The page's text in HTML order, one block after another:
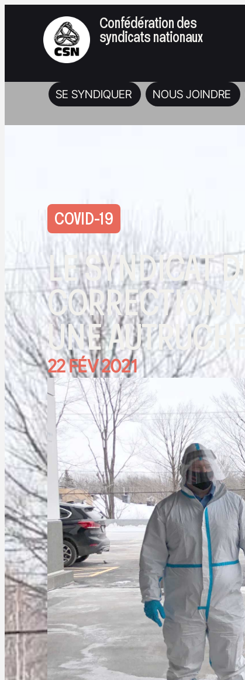
Confédération des
syndicats nationaux
SE SYNDIQUER NOUS JOINDRE
COVID-19
LE SYNDICAT
UNE
22 FÉV 2021